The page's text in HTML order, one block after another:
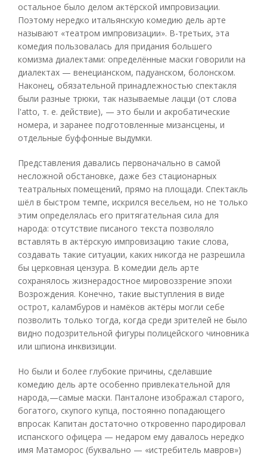
остальное было делом актёрской импровизации.
Поэтому нередко итальянскую комедию дель арте
называют «театром импровизации». В-третьих, эта
комедия пользовалась для придания большего
комизма диалектами: определённые маски говорили на
диалектах — венецианском, падуанском, болонском.
Наконец, обязательной принадлежностью спектакля
были разные трюки, так называемые лацци (от слова
l'atto, т. е. действие), — это были и акробатические
номера, и заранее подготовленные мизансцены, и
отдельные буффонные выдумки.
Представления давались первоначально в самой
несложной обстановке, даже без стационарных
театральных помещений, прямо на площади. Спектакль
шёл в быстром темпе, искрился весельем, но не только
этим определялась его притягательная сила для
народа: отсутствие писаного текста позволяло
вставлять в актёрскую импровизацию такие слова,
создавать такие ситуации, каких никогда не разрешила
бы церковная цензура. В комедии дель арте
сохранялось жизнерадостное мировоззрение эпохи
Возрождения. Конечно, такие выступления в виде
острот, каламбуров и намёков актёры могли себе
позволить только тогда, когда среди зрителей не было
видно подозрительной фигуры полицейского чиновника
или шпиона инквизиции.
Но были и более глубокие причины, сделавшие
комедию дель арте особенно привлекательной для
народа,—самые маски. Панталоне изображал старого,
богатого, скупого купца, постоянно попадающего
впросак Капитан достаточно откровенно пародировал
испанского офицера — недаром ему давалось нередко
имя Матаморос (буквально — «истребитель мавров»)